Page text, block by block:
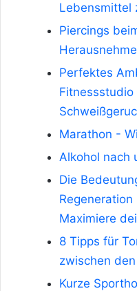
Lebensmittel
Piercings
Perfektes
Fitnessstudio
Marathon -
Alkohol nach
Die
Maximiere
8 Tipps für
zwischen
Kurze